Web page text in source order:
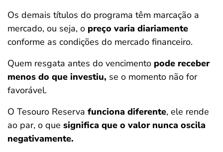
Os demais títulos do programa têm marcação a
mercado, ou seja, o preço varia diariamente
conforme as condições do mercado financeiro.
Quem resgata antes do vencimento pode receber
menos do que investiu, se o momento não for
favorável.
O Tesouro Reserva funciona diferente, ele rende
ao par, o que significa que o valor nunca oscila
negativamente.